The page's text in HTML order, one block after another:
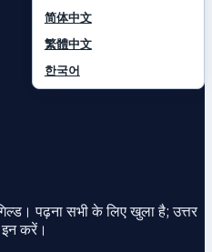
简体中文
繁體中文
한국어
पढ़ना सभी के लिए खुला है; उत्तर
करें।